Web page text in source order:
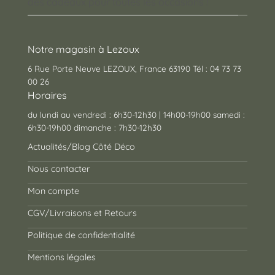
Notre magasin à Lezoux
6 Rue Porte Neuve LEZOUX, France 63190 Tél : 04 73 73
00 26
Horaires
du lundi au vendredi : 6h30-12h30 | 14h00-19h00 samedi :
6h30-19h00 dimanche : 7h30-12h30
Actualités/Blog Côté Déco
Nous contacter
Mon compte
CGV/Livraisons et Retours
Politique de confidentialité
Mentions légales